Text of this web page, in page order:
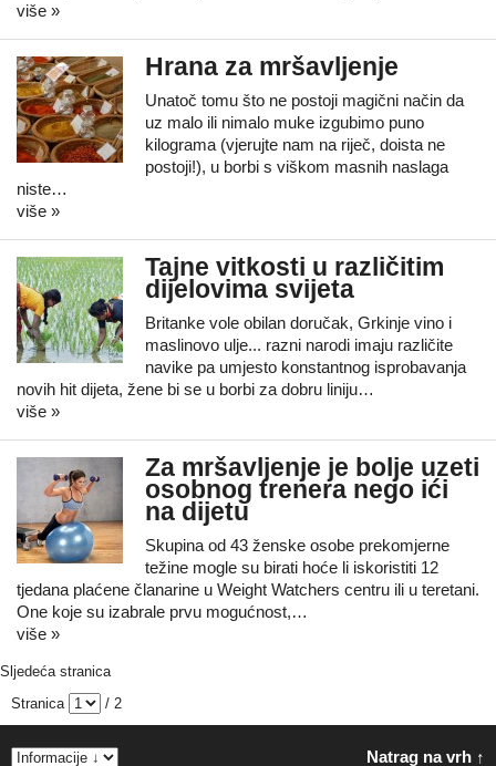
više »
Hrana za mršavljenje
Unatoč tomu što ne postoji magični način da
uz malo ili nimalo muke izgubimo puno
kilograma (vjerujte nam na riječ, doista ne
postoji!), u borbi s viškom masnih naslaga
niste…
više »
Tajne vitkosti u različitim
dijelovima svijeta
Britanke vole obilan doručak, Grkinje vino i
maslinovo ulje... razni narodi imaju različite
navike pa umjesto konstantnog isprobavanja
novih hit dijeta, žene bi se u borbi za dobru liniju…
više »
Za mršavljenje je bolje uzeti
osobnog trenera nego ići
na dijetu
Skupina od 43 ženske osobe prekomjerne
težine mogle su birati hoće li iskoristiti 12
tjedana plaćene članarine u Weight Watchers centru ili u teretani.
One koje su izabrale prvu mogućnost,…
više »
Sljedeća stranica
Stranica
/ 2
Natrag na vrh ↑